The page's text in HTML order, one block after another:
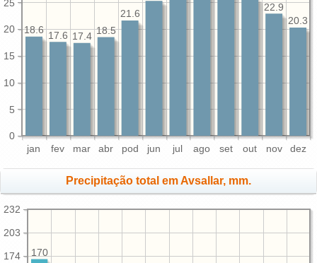
jan fev mar abr pod jun jul ago set out nov dez
0
5
10
15
20
25
20.3
22.9
21.6
18.5
17.4
17.6
18.6
Precipitação total em Avsallar, mm.
174
203
232
170